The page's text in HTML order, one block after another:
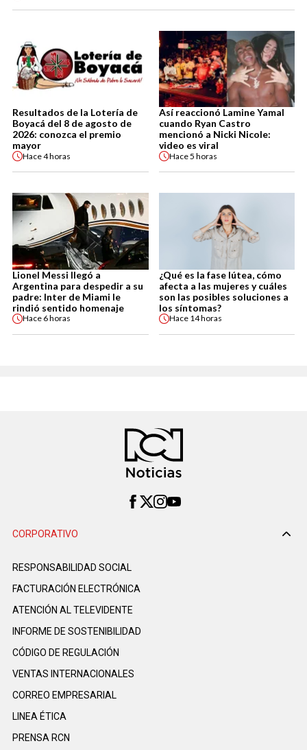
Resultados de la Lotería de
Boyacá del 8 de agosto de
2026: conozca el premio
mayor
Hace4 horas
Así reaccionó Lamine Yamal
cuando Ryan Castro
mencionó a Nicki Nicole:
video es viral
Hace5 horas
Lionel Messi llegó a
Argentina para despedir a su
padre: Inter de Miami le
rindió sentido homenaje
Hace 6 horas
¿Qué es la fase lútea, cómo
afecta a las mujeres y cuáles
son las posibles soluciones a
los síntomas?
Hace 14 horas
CORPORATIVO
RESPONSABILIDAD SOCIAL
FACTURACIÓN ELECTRÓNICA
ATENCIÓN AL TELEVIDENTE
INFORME DE SOSTENIBILIDAD
CÓDIGO DE REGULACIÓN
VENTAS INTERNACIONALES
CORREO EMPRESARIAL
LINEA ÉTICA
PRENSA RCN